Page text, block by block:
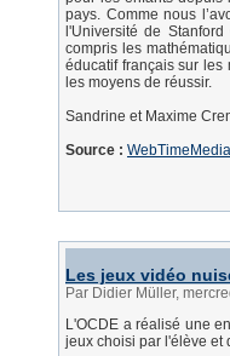
pays. Comme nous
l'Université de
compris les
éducatif français sur les
les moyens de réussir.
Sandrine et Maxime
Source : WebTimeMedia
Les jeux vidéo
Par Didier Müller,
L'OCDE a réalisé une
jeux choisi par l'élève et